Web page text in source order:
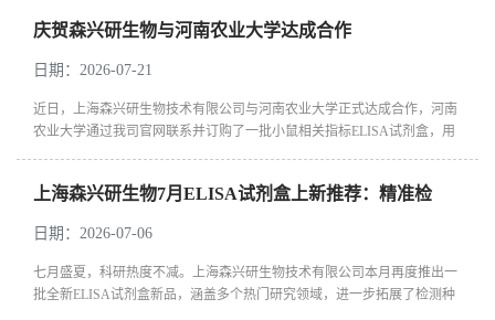
庆贺森兴研生物与河南农业大学达成合作
日期：2026-07-21
近日，上海森兴研生物技术有限公司与河南农业大学正式达成合作，河南
农业大学通过我司官网联系并订购了一批小鼠相关指标ELISA试剂盒，用
上海森兴研生物7月ELISA试剂盒上新推荐：精准检
测，赋能科研新高度
日期：2026-07-06
七月盛夏，科研热度不减。上海森兴研生物技术有限公司本月再度推出一
批全新ELISA试剂盒新品，涵盖多个热门研究领域，进一步拓展了检测种